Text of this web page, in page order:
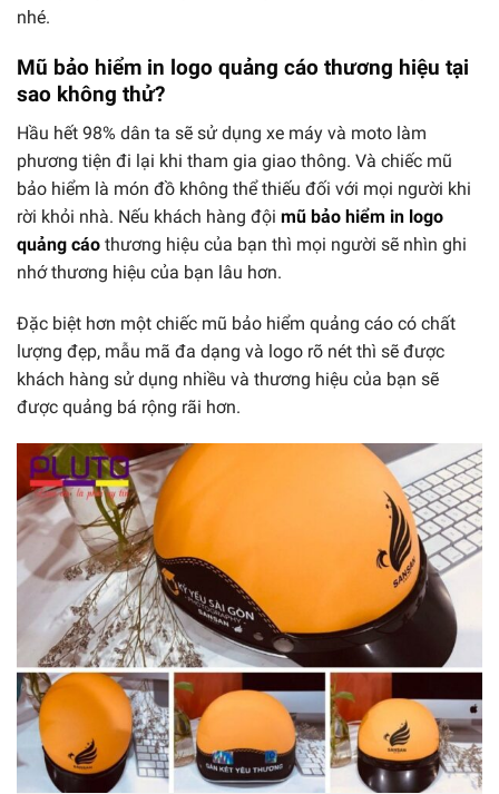
nhé.
Mũ bảo hiểm in logo quảng cáo thương hiệu tại
sao không thử?
Hầu hết 98% dân ta sẽ sử dụng xe máy và moto làm
phương tiện đi lại khi tham gia giao thông. Và chiếc mũ
bảo hiểm là món đồ không thể thiếu đối với mọi người khi
rời khỏi nhà. Nếu khách hàng đội mũ bảo hiểm in logo
quảng cáo thương hiệu của bạn thì mọi người sẽ nhìn ghi
nhớ thương hiệu của bạn lâu hơn.
Đặc biệt hơn một chiếc mũ bảo hiểm quảng cáo có chất
lượng đẹp, mẫu mã đa dạng và logo rõ nét thì sẽ được
khách hàng sử dụng nhiều và thương hiệu của bạn sẽ
được quảng bá rộng rãi hơn.